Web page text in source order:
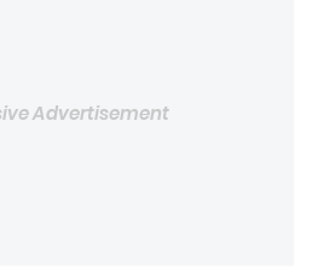
Advertisement